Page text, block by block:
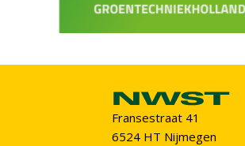
Fransestraat 41
6524 HT Nijmegen